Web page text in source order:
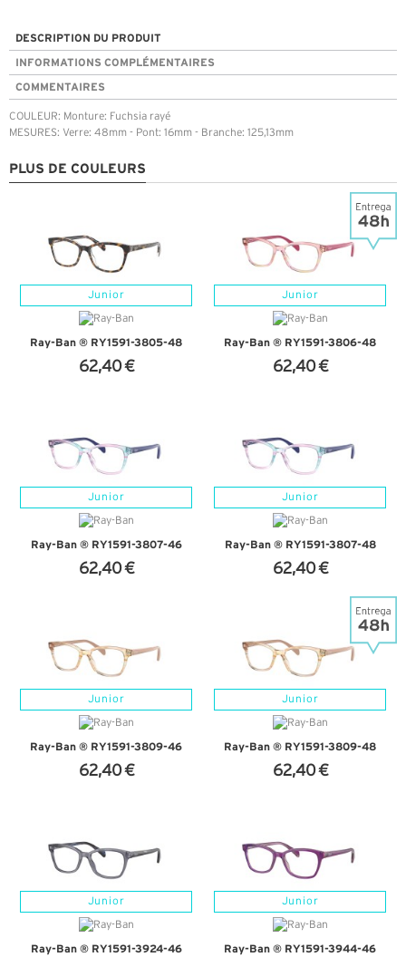
DESCRIPTION DU PRODUIT
INFORMATIONS COMPLÉMENTAIRES
COMMENTAIRES
COULEUR: Monture: Fuchsia rayé
MESURES: Verre: 48mm - Pont: 16mm - Branche: 125,13mm
PLUS DE COULEURS
Junior
Ray-Ban ® RY1591-3805-48
62,40 €
Junior
Ray-Ban ® RY1591-3806-48
62,40 €
Junior
Ray-Ban ® RY1591-3807-46
62,40 €
Junior
Ray-Ban ® RY1591-3807-48
62,40 €
Junior
Ray-Ban ® RY1591-3809-46
62,40 €
Junior
Ray-Ban ® RY1591-3809-48
62,40 €
Junior
Ray-Ban ® RY1591-3924-46
Junior
Ray-Ban ® RY1591-3944-46